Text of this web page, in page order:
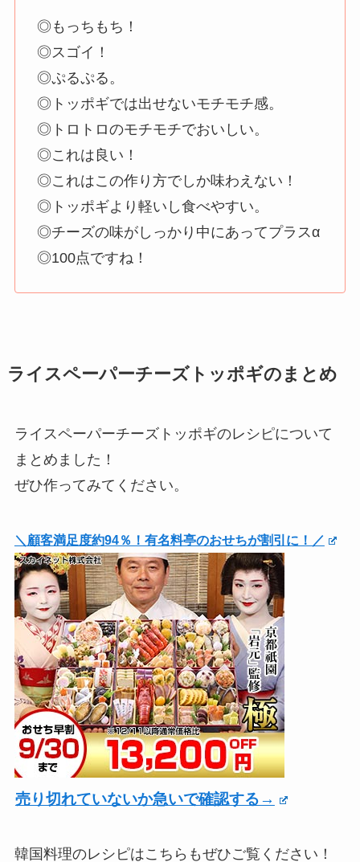
◎もっちもち！
◎スゴイ！
◎ぷるぷる。
◎トッポギでは出せないモチモチ感。
◎トロトロのモチモチでおいしい。
◎これは良い！
◎これはこの作り方でしか味わえない！
◎トッポギより軽いし食べやすい。
◎チーズの味がしっかり中にあってプラスα
◎100点ですね！
ライスペーパーチーズトッポギのまとめ
ライスペーパーチーズトッポギのレシピについて
まとめました！
ぜひ作ってみてください。
＼顧客満足度約94％！有名料亭のおせちが割引に！／
売り切れていないか急いで確認する→
韓国料理のレシピはこちらもぜひご覧ください！